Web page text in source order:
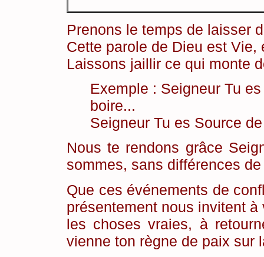
Prenons le temps de laisser
Cette parole de Dieu est
Laissons jaillir ce qui monte
Exemple : Seigneur Tu
boire...
Seigneur Tu es Source
Nous te rendons grâce
sommes, sans différences
Que ces événements de
présentement nous invitent
les choses vraies, à
vienne ton règne de paix sur